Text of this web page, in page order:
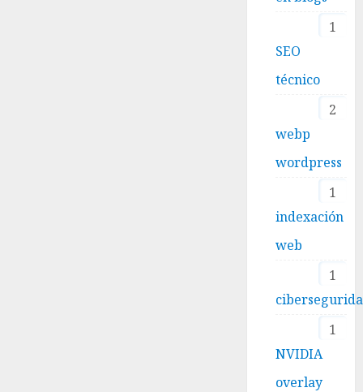
1
SEO
técnico
2
webp
wordpress
1
indexación
web
1
1
NVIDIA
overlay